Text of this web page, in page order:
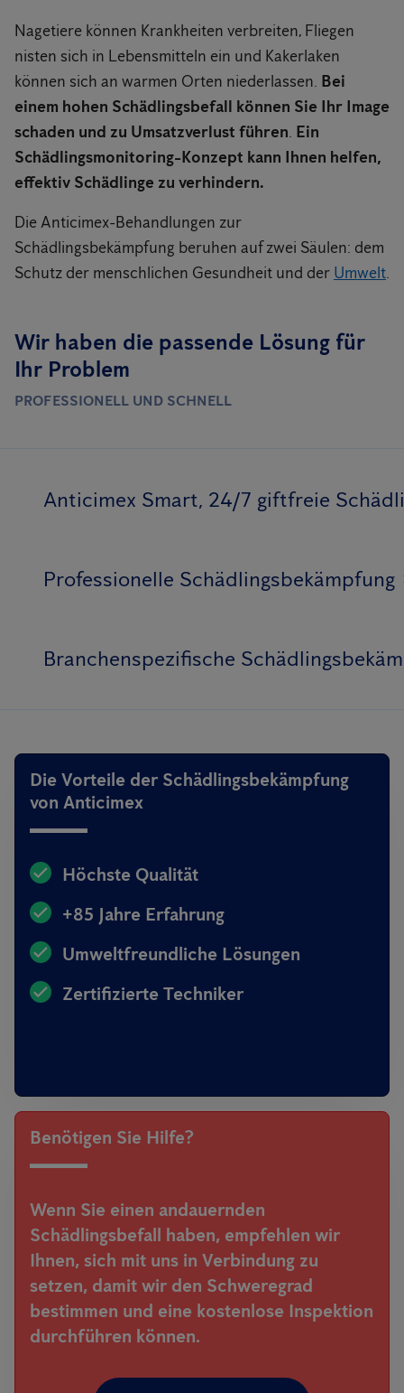
Nagetiere können Krankheiten verbreiten, Fliegen
nisten sich in Lebensmitteln ein und Kakerlaken
können sich an warmen Orten niederlassen. Bei
einem hohen Schädlingsbefall können Sie Ihr Image
schaden und zu Umsatzverlust führen. Ein
Schädlingsmonitoring-Konzept kann Ihnen helfen,
effektiv Schädlinge zu verhindern.
Die Anticimex-Behandlungen zur
Schädlingsbekämpfung beruhen auf zwei Säulen: dem
Schutz der menschlichen Gesundheit und der Umwelt.
Wir haben die passende Lösung für
Ihr Problem
PROFESSIONELL UND SCHNELL
Anticimex Smart, 24/7 giftfreie
Professionelle Schädlingsbekämpfung
Branchenspezifische
Die Vorteile der Schädlingsbekämpfung
von Anticimex
Höchste Qualität
+85 Jahre Erfahrung
Umweltfreundliche Lösungen
Zertifizierte Techniker
Benötigen Sie Hilfe?
Wenn Sie einen andauernden
Schädlingsbefall haben, empfehlen wir
Ihnen, sich mit uns in Verbindung zu
setzen, damit wir den Schweregrad
bestimmen und eine kostenlose Inspektion
durchführen können.